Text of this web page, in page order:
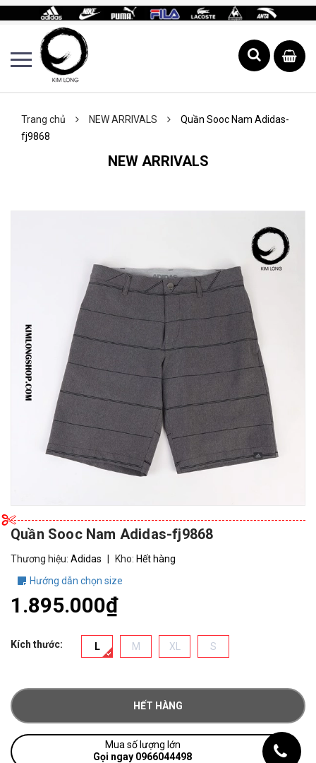
Trang chủ NEW ARRIVALS
Quần Sooc Nam Adidas-
fj9868
NEW ARRIVALS
Quần Sooc Nam Adidas-fj9868
Thương hiệu: Adidas Kho: Hết hàng
Hướng dẫn chọn size
1.895.000₫
Kích thước: L M XL S
HẾT HÀNG
Mua số lượng lớn
Gọi ngay 0966044498